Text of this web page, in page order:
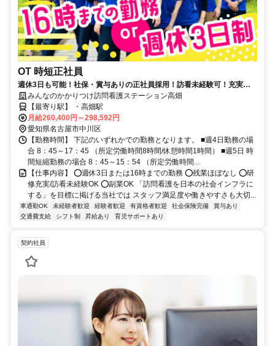
OT 時短正社員
週休3日も可能！社保・賞与ありの正社員採用！訪看未経験可！充実の
教育体制✨副業OK
みんなのかかりつけ訪問看護ステーション高畑
【最寄り駅】 ・高畑駅
月給260,400円～298,592円
愛知県名古屋市中川区
【勤務時間】 下記のいずれかでの勤務となります。 ■週4日勤務の場
合 8：45～17：45 （所定労働時間8時間/休憩時間1時間） ■週5日 時
間短縮勤務の場合 8：45～15：54 （所定労働時間...
【仕事内容】 ⭕週休3日または16時までの勤務 ⭕残業ほぼなし ⭕研
修充実/訪看未経験OK ⭕副業OK 「訪問看護を日本の社会インフラに
する」を目標に掲げる当社では スタッフ満足度や働きやすさも大切...
車通勤OK 未経験者歓迎 経験者歓迎 有資格者歓迎 社会保険完備
賞与あり
交通費支給
シフト制 昇給あり 育児サポートあり
契約社員